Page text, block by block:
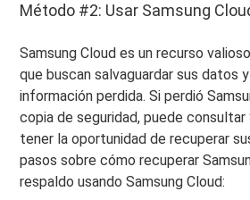
Método #2: Usar Samsung
Samsung Cloud es un recurso
que buscan salvaguardar sus datos
información perdida. Si perdió
copia de seguridad, puede consultar
tener la oportunidad de recuperar
pasos sobre cómo recuperar
respaldo usando Samsung Cloud: